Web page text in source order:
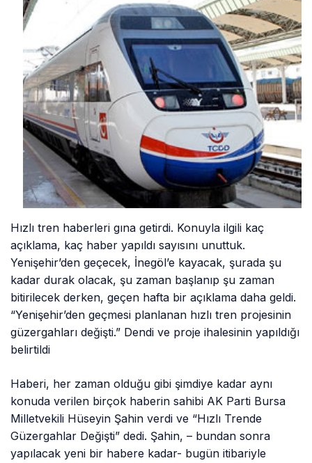
Hızlı tren haberleri gına getirdi. Konuyla ilgili kaç
açıklama, kaç haber yapıldı sayısını unuttuk.
Yenişehir’den geçecek, İnegöl’e kayacak, şurada şu
kadar durak olacak, şu zaman başlanıp şu zaman
bitirilecek derken, geçen hafta bir açıklama daha geldi.
“Yenişehir’den geçmesi planlanan hızlı tren projesinin
güzergahları değişti.” Dendi ve proje ihalesinin yapıldığı
belirtildi
Haberi, her zaman olduğu gibi şimdiye kadar aynı
konuda verilen birçok haberin sahibi AK Parti Bursa
Milletvekili Hüseyin Şahin verdi ve “Hızlı Trende
Güzergahlar Değişti” dedi. Şahin, – bundan sonra
yapılacak yeni bir habere kadar- bugün itibariyle